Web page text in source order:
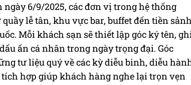
6/9/2025, các đơn vị trong hệ thống
lễ tân, khu vực bar, buffet đến tiền sảnh
Mỗi khách sạn sẽ thiết lập góc ký tên,
ấn cá nhân trong ngày trọng đại. Góc
tư liệu quý về các kỳ diễu binh, diễu
hợp giúp khách hàng nghe lại trọn vẹn